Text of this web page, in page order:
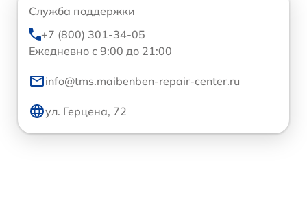
Служба поддержки
+7 (800) 301-34-05
Ежедневно с 9:00 до 21:00
info@tms.maibenben-repair-center.ru
ул. Герцена, 72